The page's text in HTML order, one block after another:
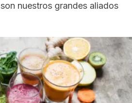
nuestros grandes aliados